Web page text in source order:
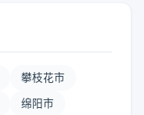
攀枝花市
绵阳市